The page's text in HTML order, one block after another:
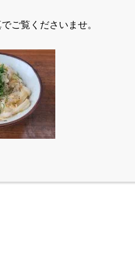
ご覧くださいませ。